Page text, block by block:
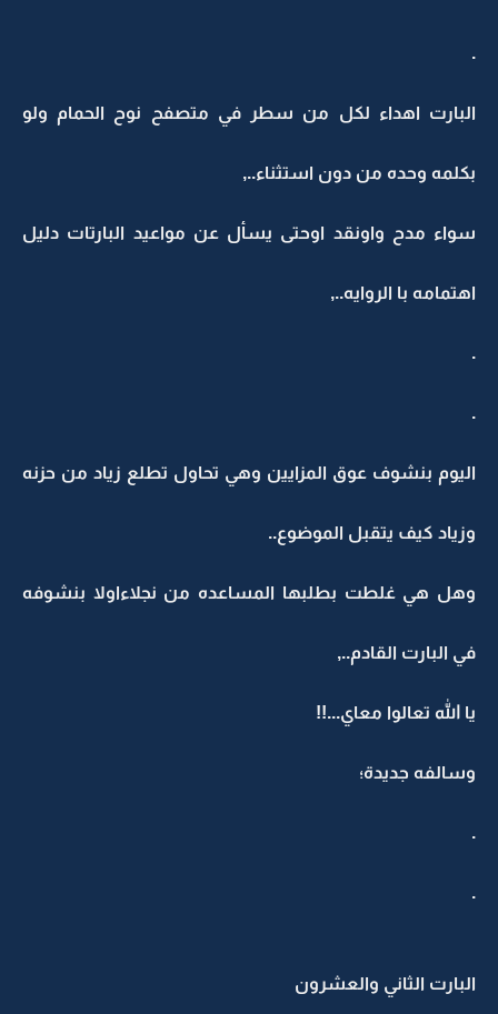
.
البارت اهداء لكل من سطر في متصفح نوح الحمام ولو
بكلمه وحده من دون استثناء..,
سواء مدح واونقد اوحتى يسأل عن مواعيد البارتات دليل
اهتمامه با الروايه..,
.
.
اليوم بنشوف عوق المزايين وهي تحاول تطلع زياد من حزنه
وزياد كيف يتقبل الموضوع..
وهل هي غلطت بطلبها المساعده من نجلاءاولا بنشوفه
في البارت القادم..,
يا الله تعالوا معاي...!!
وسالفه جديدة؛
.
.
البارت الثاني والعشرون